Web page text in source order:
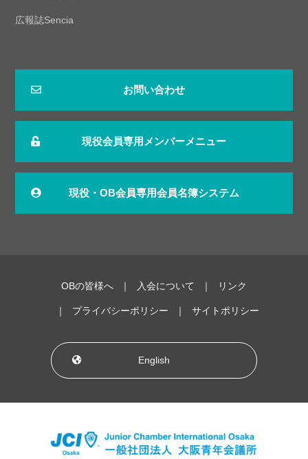
広報誌Sencia
お問い合わせ
現役会員専用メンバーメニュー
現役・OB会員専用会員名簿システム
OBの皆様へ 入会について リンク
プライバシーポリシー サイトポリシー
English